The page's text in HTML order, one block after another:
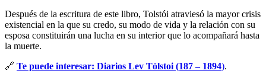
Después de la escritura de este libro, Tolstói atraviesó la mayor crisis
existencial en la que su credo, su modo de vida y la relación con su
esposa constituirán una lucha en su interior que lo acompañará hasta
la muerte.
🔗 Te puede interesar: Diarios Lev Tólstoi (187 – 1894).